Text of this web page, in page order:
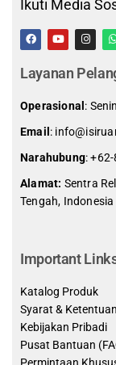
Ikuti Media
Layanan
Operasional :
Email :
Narahubung:
Alamat: Sentra
Tengah, Indonesia
Important
Katalog Produk
Syarat & Ketentuan
Kebijakan Pribadi
Pusat Bantuan